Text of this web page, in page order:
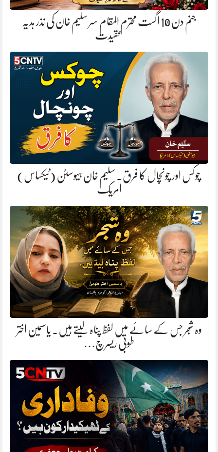
جنم دن 10 اگست محترم المقام سر سلیم خان کی نذر ہدیہ
عقیدت
چوکس اور چونچال کا فرق. سلیم خان ہیوسٹن (ٹیکساس)
امریک
وہ شجر جس کے سائے میں لفظ پناہ لیتے ہیں. یاسمین اختر
طوبیٰ ریسرچ…